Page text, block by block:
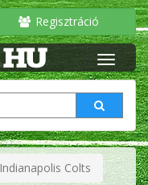
Regisztráció
Indianapolis Colts